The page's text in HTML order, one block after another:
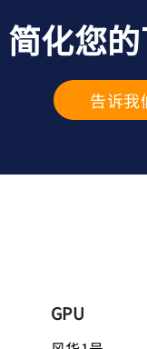
化您的
告诉我
GPU